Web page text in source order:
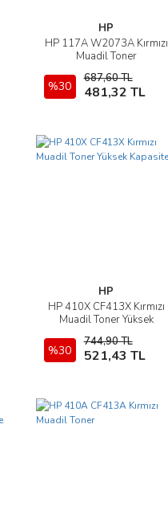
HP
HP 117A W2073A Kırmızı
Muadil Toner
%30
687,60 TL
481,32 TL
İncele
Sepete Ekle
HP
HP 410X CF413X Kırmızı
Muadil Toner Yüksek
%30
744,90 TL
521,43 TL
İncele
Sepete Ekle